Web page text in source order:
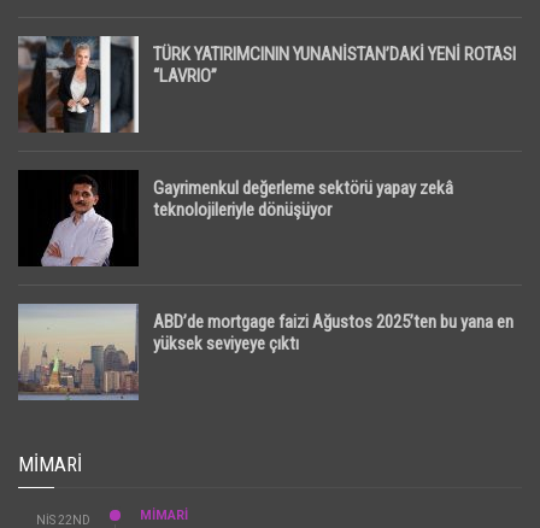
TÜRK YATIRIMCININ YUNANİSTAN’DAKİ YENİ ROTASI
“LAVRIO”
Gayrimenkul değerleme sektörü yapay zekâ
teknolojileriyle dönüşüyor
ABD’de mortgage faizi Ağustos 2025’ten bu yana en
yüksek seviyeye çıktı
MIMARI
NIS 22ND
MİMARİ